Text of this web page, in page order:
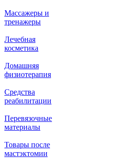
Массажеры и
тренажеры
Лечебная
косметика
Домашняя
физиотерапия
Средства
реабилитации
Перевязочные
материалы
Товары после
мастэктомии